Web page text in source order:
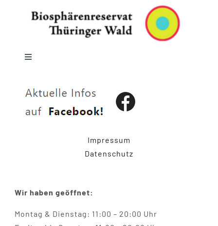
Toggle
Datenschutzerklärung
Impressum
Datenschutz
Wir haben geöffnet:
Montag & Dienstag: 11:00 – 20:00 Uhr